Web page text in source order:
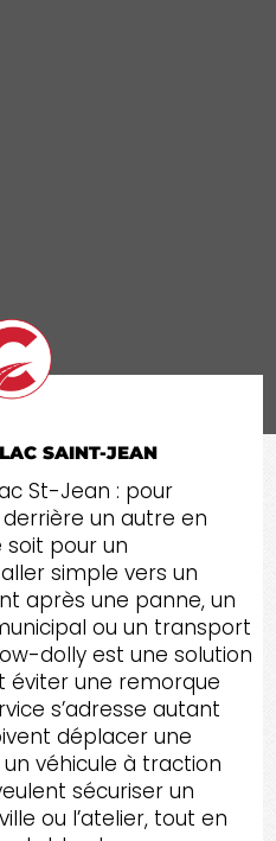
SAINT-JEAN
St-Jean : pour
un autre en
soit pour un
simple vers un
après une panne, un
ou un transport
dolly est une solution
éviter une remorque
s’adresse autant
déplacer une
un véhicule à traction
sécuriser un
ou l’atelier, tout en